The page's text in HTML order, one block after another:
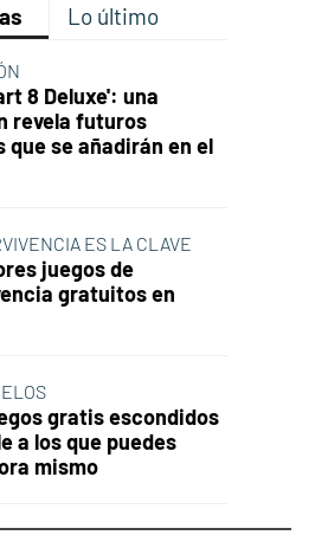
Lo último
8 Deluxe': una
revela futuros
se añadirán en el
ES LA CLAVE
juegos de
gratuitos en
gratis escondidos
a los que puedes
mismo